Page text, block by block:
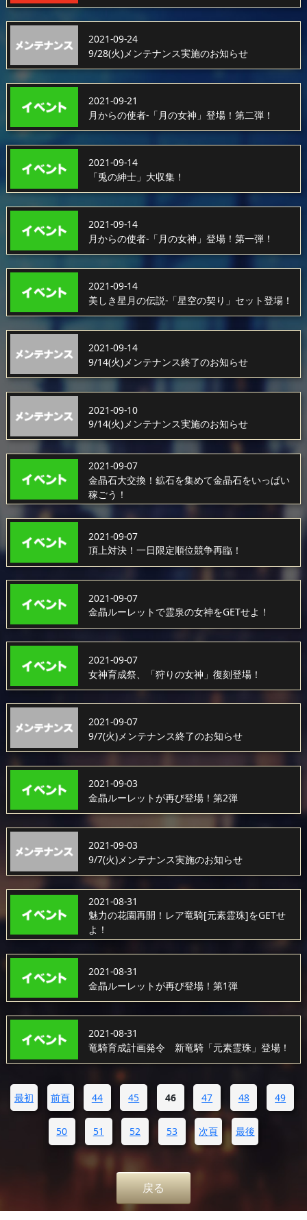
2021-09-24
9/28(火)メンテナンス実施のお知らせ
2021-09-21
月からの使者-「月の女神」登場！第二弾！
2021-09-14
「兎の紳士」大収集！
2021-09-14
月からの使者-「月の女神」登場！第一弾！
2021-09-14
美しき星月の伝説-「星空の契り」セット登場！
2021-09-14
9/14(火)メンテナンス終了のお知らせ
2021-09-10
9/14(火)メンテナンス実施のお知らせ
2021-09-07
金晶石大交換！鉱石を集めて金晶石をいっぱい
稼ごう！
2021-09-07
頂上対決！一日限定順位競争再臨！
2021-09-07
金晶ルーレットで霊泉の女神をGETせよ！
2021-09-07
女神育成祭、「狩りの女神」復刻登場！
2021-09-07
9/7(火)メンテナンス終了のお知らせ
2021-09-03
金晶ルーレットが再び登場！第2弾
2021-09-03
9/7(火)メンテナンス実施のお知らせ
2021-08-31
魅力の花園再開！レア竜騎[元素霊珠]をGETせ
よ！
2021-08-31
金晶ルーレットが再び登場！第1弾
2021-08-31
竜騎育成計画発令 新竜騎「元素霊珠」登場！
最初 前頁 44 45 46 47 48 49
50 51 52 53 次頁 最後
戻る